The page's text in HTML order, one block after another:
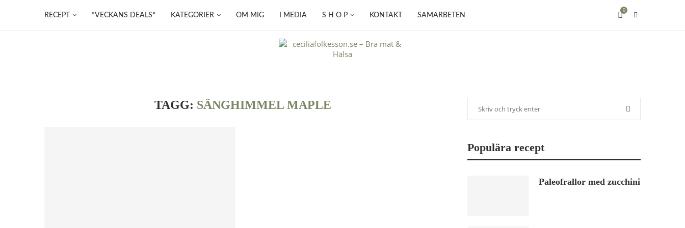
RECEPT *VECKANS DEALS* KATEGORIER OM MIG I MEDIA S H O P KONTAKT SAMARBETEN
0
TAGG: SÄNGHIMMEL MAPLE
Populära recept
Paleofrallor med zucchini